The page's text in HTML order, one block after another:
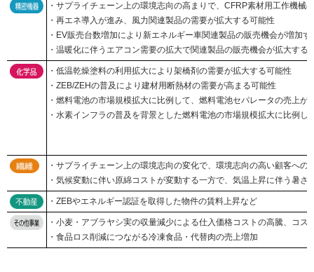
・サプライチェーン上の環境志向の高まりで、CFRP素材用工作機械
・再エネ導入が進み、風力関連製品の需要が拡大する可能性
・EV販売台数増加により新エネルギー車関連製品の販売機会が増加
・温暖化に伴うエアコン需要の拡大で関連製品の販売機会が拡大する
・低温乾燥塗料の利用拡大により架橋剤の需要が拡大する可能性
・ZEB/ZEHの普及により建材用断熱材の需要が高まる可能性
・燃料電池の市場規模拡⼤に⽐例して、燃料電池セパレータの売上が
・水素インフラの普及を背景とした燃料電池の市場規模拡大に比例
・サプライチェーン上の環境志向の変化で、環境志向の高い顧客へ
・気候変動に伴い原綿コストが変動する一方で、気温上昇に伴う暑
・ZEBやエネルギー認証を取得した物件の賃料上昇など
・小麦・アブラヤシ実の収量減少による仕入価格コストの高騰、コス
・食品ロス削減につながる冷凍食品・代替肉の売上増加